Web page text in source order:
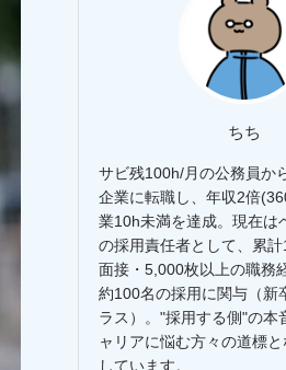
ちち
サビ残100h/月の公務員か
企業に転職し、年収2倍
業10h未満を達成。現在は
の採用責任者として、累
面接・5,000枚以上の職務
約100名の採用に関与（新
ラス）。"採用する側"の本
ャリアに悩む方々の道標
しています。